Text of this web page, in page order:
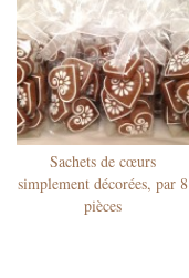
Sachets de cœurs
simplement décorées, par 8
pièces